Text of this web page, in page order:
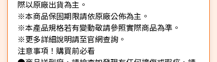
際以原廠出貨為主。
※本商品保固期限請依原廠公佈為主。
※本產品規格若有變動敬請參照實際商品為準。
※更多詳細說明請至官網查詢。
注意事項！購買前必看